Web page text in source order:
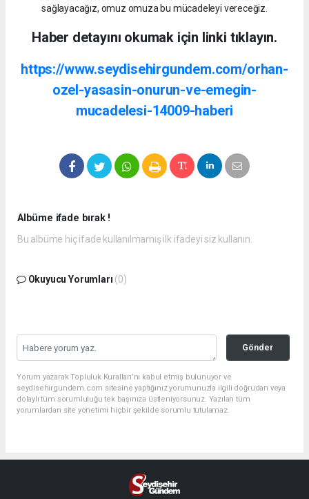
sağlayacağız, omuz omuza bu mücadeleyi vereceğiz.
Haber detayını okumak için linki tıklayın.
https://www.seydisehirgundem.com/orhan-
ozel-yasasin-onurun-ve-emegin-
mucadelesi-14009-haberi
Albüme ifade bırak !
Bu albüme hiç ifade kullanılmamış ilk ifadeyi siz kullanın.
Okuyucu Yorumları (0)
Gönder
Yorum yazarak Topluluk Kuralları’nı kabul etmiş bulunuyor ve
seydisehirgundem.com sitesine yaptığınız yorumunuzla ilgili doğrudan veya
dolaylı tüm sorumluluğu tek başınıza üstleniyorsunuz. Yazılan tüm
yorumlardan site yönetimi hiçbir şekilde sorumlu tutulamaz.